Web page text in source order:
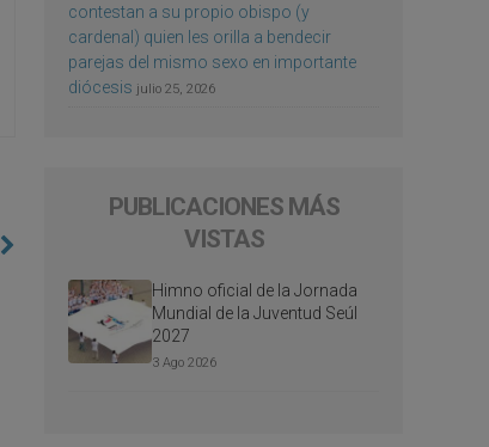
contestan a su propio obispo (y
cardenal) quien les orilla a bendecir
parejas del mismo sexo en importante
diócesis julio 25, 2026
PUBLICACIONES MÁS
VISTAS
Himno oficial de la Jornada
Mundial de la Juventud Seúl
2027
3 Ago 2026